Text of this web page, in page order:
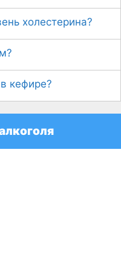
холестерина?
кефире?